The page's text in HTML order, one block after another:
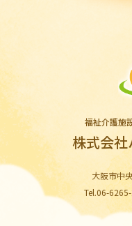
福祉介護施
株式会
大阪市中
Tel.06-